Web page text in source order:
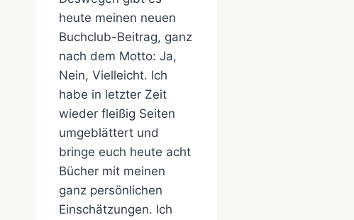
heute meinen neuen
Buchclub-Beitrag, ganz
nach dem Motto: Ja,
Nein, Vielleicht. Ich
habe in letzter Zeit
wieder fleißig Seiten
umgeblättert und
bringe euch heute acht
Bücher mit meinen
ganz persönlichen
Einschätzungen. Ich